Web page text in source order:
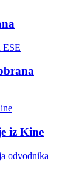
iz Kine